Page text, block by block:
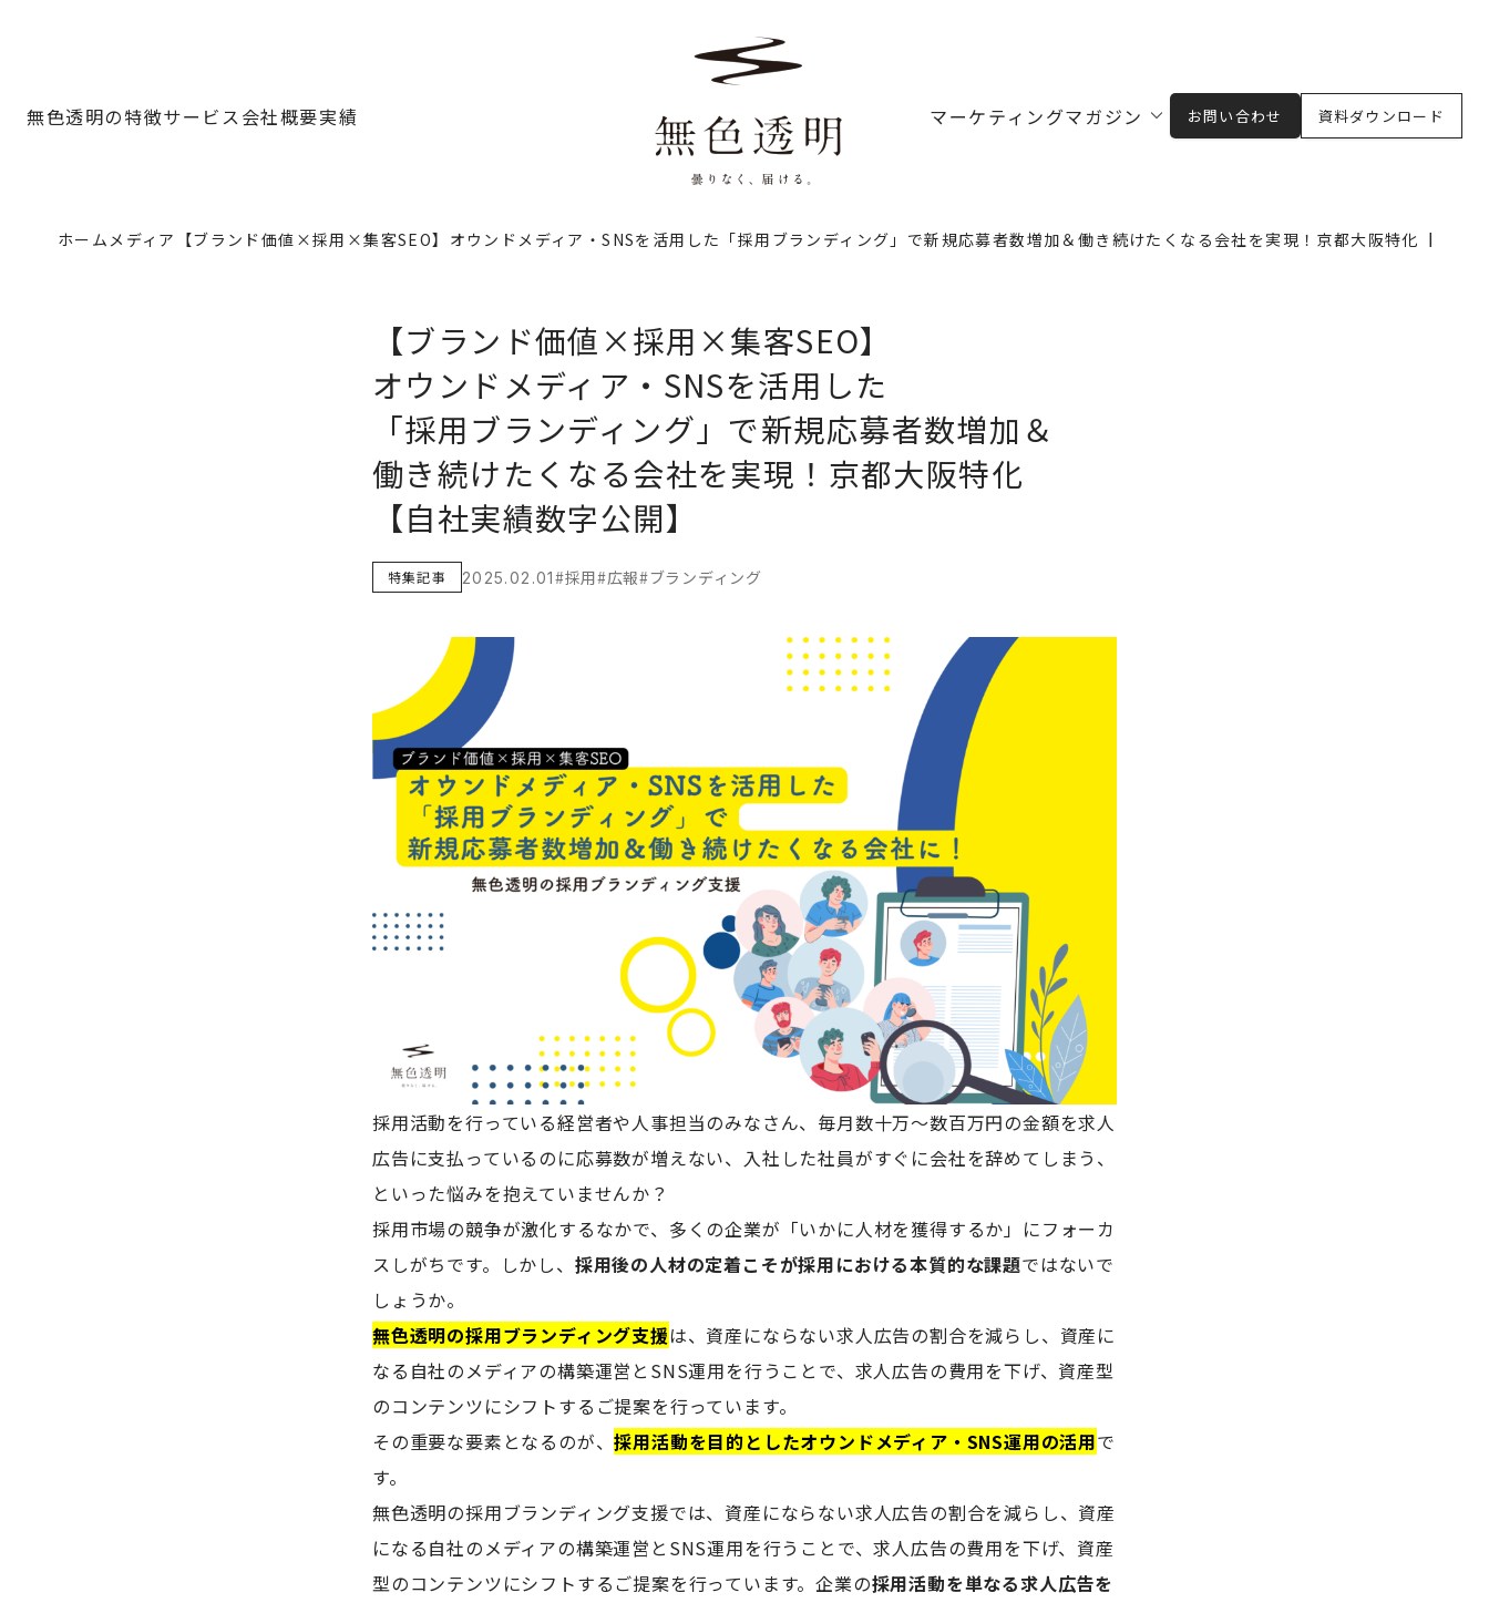
無色透明の特徴サービス 会社概要実績 マーケティングマガジン お問い合わせ 資料ダウンロード
ホームメディア 【ブランド価値×採用×集客SEO】オウンドメディア・SNSを活用した「採用ブランディング」で新規応募者数増加＆​働き続けたくなる​会社を実現！京都大阪特化【自社
【ブランド価値×採用×集客SEO】
オウンドメディア・SNSを​活用した​
「採用ブランディング」で​新規応募者数増加＆​
働き続けたくなる​​会社を​実現！​京都大阪特化
【自社実績数字公開】
特集記事 2025.02.01#採用#広報#ブランディング
採用活動を行っている経営者や人事担当のみなさん、毎月数十万〜数百万円の金額を求人
広告に支払っているのに応募数が増えない、入社した社員がすぐに会社を辞めてしまう、
といった悩みを抱えていませんか？
採用市場の競争が激化するなかで、多くの企業が「いかに人材を獲得するか」にフォーカ
スしがちです。しかし、 採用後の人材の定着こそが採用における本質的な課題ではないで
しょうか。
無色透明の採用ブランディング支援は、資産にならない求人広告の割合を減らし、資産に
なる自社のメディアの構築運営とSNS運用を行うことで、求人広告の費用を下げ、資産型
のコンテンツにシフトするご提案を行っています。
その重要な要素となるのが、採用活動を目的としたオウンドメディア・SNS運用の活用で
す。
無色透明の採用ブランディング支援では、資産にならない求人広告の割合を減らし、資産
になる自社のメディアの構築運営とSNS運用を行うことで、求人広告の費用を下げ、資産
型のコンテンツにシフトするご提案を行っています。企業の採用活動を単なる求人広告を